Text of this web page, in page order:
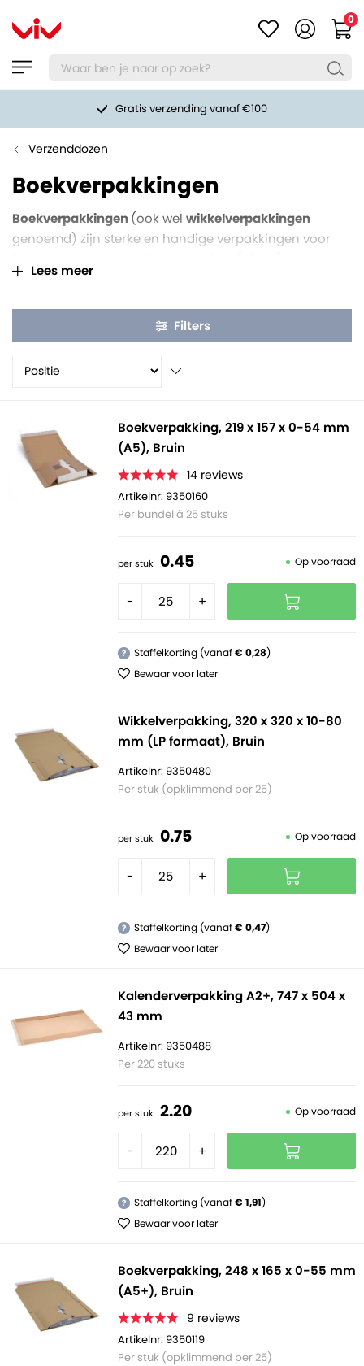
0
Gratis verzending vanaf €100
Verzenddozen
Boekverpakkingen
Boekverpakkingen(ook wel wikkelverpakkingen
genoemd) zijn sterke en handige verpakkingen voor
producten. De
hoekbescherming. Zo ben je verzekerd van een veilige
verzending van je boeken en andere producten. Dankzij
versturen van producten van verschillende hoogtes. De
Lees meer
Filters
Boekverpakking, 219 x 157 x 0-54 mm
(A5), Bruin
14 reviews
Artikelnr: 9350160
Per bundel à 25 stuks
per stuk 0.45 Op voorraad
- +
? Staffelkorting (vanaf€ 0,28)
Bewaar voor later
Wikkelverpakking, 320 x 320 x 10-80
mm (LP formaat), Bruin
Artikelnr: 9350480
Per stuk (opklimmend per 25)
per stuk 0.75 Op voorraad
- +
? Staffelkorting (vanaf€ 0,47)
Bewaar voor later
Kalenderverpakking A2+, 747 x 504 x
43 mm
Artikelnr: 9350488
Per 220 stuks
per stuk 2.20 Op voorraad
- +
? Staffelkorting (vanaf€ 1,91)
Bewaar voor later
Boekverpakking, 248 x 165 x 0-55 mm
(A5+), Bruin
9 reviews
Artikelnr: 9350119
Per stuk (opklimmend per 25)